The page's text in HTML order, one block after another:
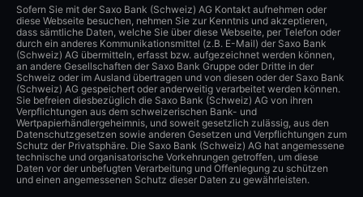
Sofern Sie mit der Saxo Bank (Schweiz) AG Kontakt aufnehmen oder
diese Webseite besuchen, nehmen Sie zur Kenntnis und akzeptieren,
dass sämtliche Daten, welche Sie über diese Webseite, per Telefon oder
durch ein anderes Kommunikationsmittel (z.B. E-Mail) der Saxo Bank
(Schweiz) AG übermitteln, erfasst bzw. aufgezeichnet werden können,
an andere Gesellschaften der Saxo Bank Gruppe oder Dritte in der
Schweiz oder im Ausland übertragen und von diesen oder der Saxo Bank
(Schweiz) AG gespeichert oder anderweitig verarbeitet werden können.
Sie befreien diesbezüglich die Saxo Bank (Schweiz) AG von ihren
Verpflichtungen aus dem schweizerischen Bank- und
Wertpapierhändlergeheimnis, und soweit gesetzlich zulässig, aus den
Datenschutzgesetzen sowie anderen Gesetzen und Verpflichtungen zum
Schutz der Privatsphäre. Die Saxo Bank (Schweiz) AG hat angemessene
technische und organisatorische Vorkehrungen getroffen, um diese
Daten vor der unbefugten Verarbeitung und Offenlegung zu schützen
und einen angemessenen Schutz dieser Daten zu gewährleisten.